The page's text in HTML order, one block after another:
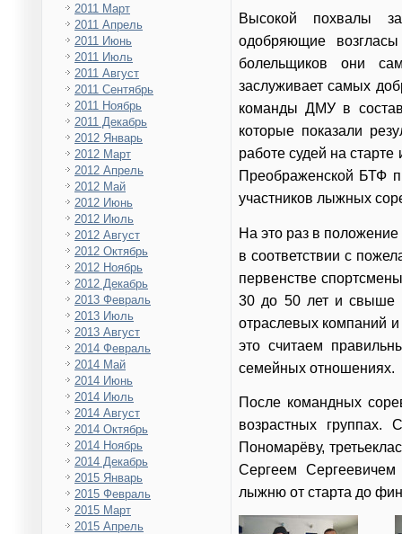
2011 Март
2011 Апрель
2011 Июнь
2011 Июль
2011 Август
2011 Сентябрь
2011 Ноябрь
2011 Декабрь
2012 Январь
2012 Март
2012 Апрель
2012 Май
2012 Июнь
2012 Июль
2012 Август
2012 Октябрь
2012 Ноябрь
2012 Декабрь
2013 Февраль
2013 Июль
2013 Август
2014 Февраль
2014 Май
2014 Июнь
2014 Июль
2014 Август
2014 Октябрь
2014 Ноябрь
2014 Декабрь
2015 Январь
2015 Февраль
2015 Март
2015 Апрель
Высокой похвалы
одобряющие
болельщиков они
заслуживает самых
команды ДМУ в
которые показали
работе судей на
Преображенской БТФ
участников лыжных
На это раз в
в соответствии с
первенстве
30 до 50 лет и свыше
отраслевых компаний
это считаем
семейных отношениях.
После командных
возрастных
Пономарёву,
Сергеем
лыжню от старта до